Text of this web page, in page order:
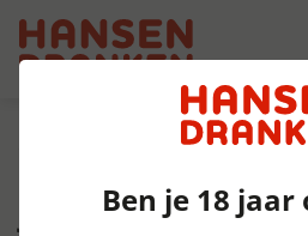
Product Detail
Jopen Hop Zij Met
Ben je 18 jaar